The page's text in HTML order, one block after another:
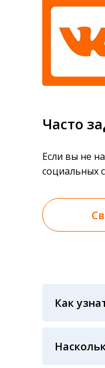
Часто
Если вы не
социальных
Как
анализов
Гарантия